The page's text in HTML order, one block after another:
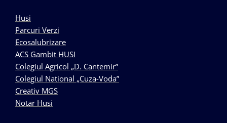
Husi
Parcuri Verzi
Ecosalubrizare
ACS Gambit HUSI
Colegiul Agricol „D. Cantemir”
Colegiul National „Cuza-Voda”
Creativ MGS
Notar Husi